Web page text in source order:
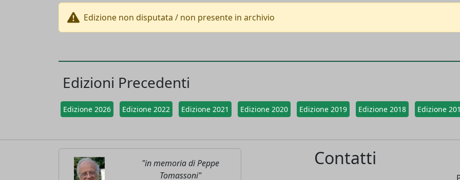
Edizione non disputata / non presente in archivio
Edizioni Precedenti
Edizione 2026 Edizione 2022 Edizione 2021 Edizione 2020 Edizione 2019 Edizione 2018 Edizione
"in memoria di Peppe
Tomassoni"
Contatti